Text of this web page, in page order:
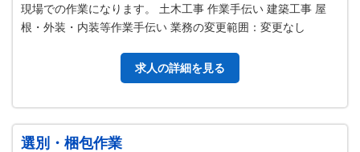
現場での作業になります。 土木工事 作業手伝い 建築工事 屋
根・外装・内装等作業手伝い 業務の変更範囲：変更なし
求人の詳細を見る
選別・梱包作業